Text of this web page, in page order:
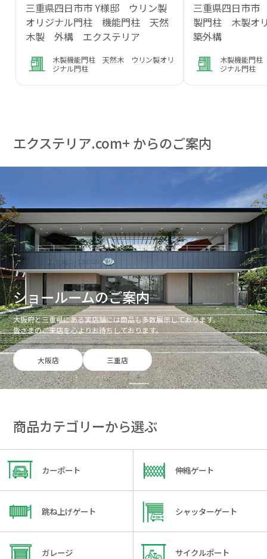
三重県四日市市 Y様邸 ウリン製
オリジナル門柱 機能門柱 天然
木製 外構 エクステリア
木製機能門柱 天然木 ウリン製オリ
ジナル門柱
三重県四日市
製門柱 木製オ
築外構
木製機能門
ジナル門柱
エクステリア.com+ からのご案内
ショールームのご案内
大阪府と三重県にある実店舗には商品も多数展示しております。
皆さまのご来店を心よりお待ちしております。
大阪店 三重店
商品カテゴリーから選ぶ
カーポート 伸縮ゲート
跳ね上げゲート シャッターゲート
ガレージ サイクルポート